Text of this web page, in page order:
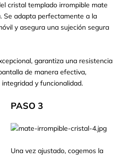
cristal templado irrompible mate
Se adapta perfectamente a la
y asegura una sujeción segura
garantiza una resistencia
de manera efectiva,
y funcionalidad.
PASO 3
Una vez ajustado, cogemos la